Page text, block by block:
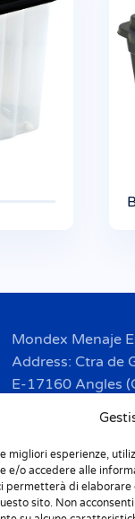
migliori esperienze,
e/o accedere alle
permetterà di
sito. Non
Mondex Menaje
Address: Ctra de
E-17160 Angles
info.spain@m-